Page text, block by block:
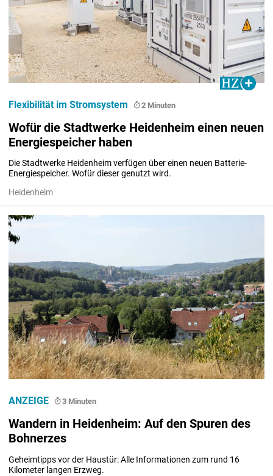
Wofür die Stadtwerke Heidenheim einen neuen
Energiespeicher haben
Die Stadtwerke Heidenheim verfügen über einen neuen Batterie-
Energiespeicher. Wofür dieser genutzt wird.
Heidenheim
Flexibilität im Stromsystem 2 Minuten
Wandern in Heidenheim: Auf den Spuren des
Bohnerzes
Geheimtipps vor der Haustür: Alle Informationen zum rund 16
Kilometer langen Erzweg.
ANZEIGE 3 Minuten